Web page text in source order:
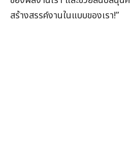
สร้างสรรค์งานในแบบของเรา!”